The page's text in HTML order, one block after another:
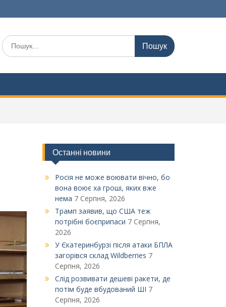
Шукати:
Останні новини
Росія не може воювати вічно, бо
вона воює ха гроші, яких вже
нема 7 Серпня, 2026
Трамп заявив, що США теж
потрібні боєприпаси 7 Серпня,
2026
У Єкатеринбурзі після атаки БПЛА
загорівся склад Wildberries 7
Серпня, 2026
Слід розвивати дешеві ракети, де
потім буде вбудований ШІ 7
Серпня, 2026